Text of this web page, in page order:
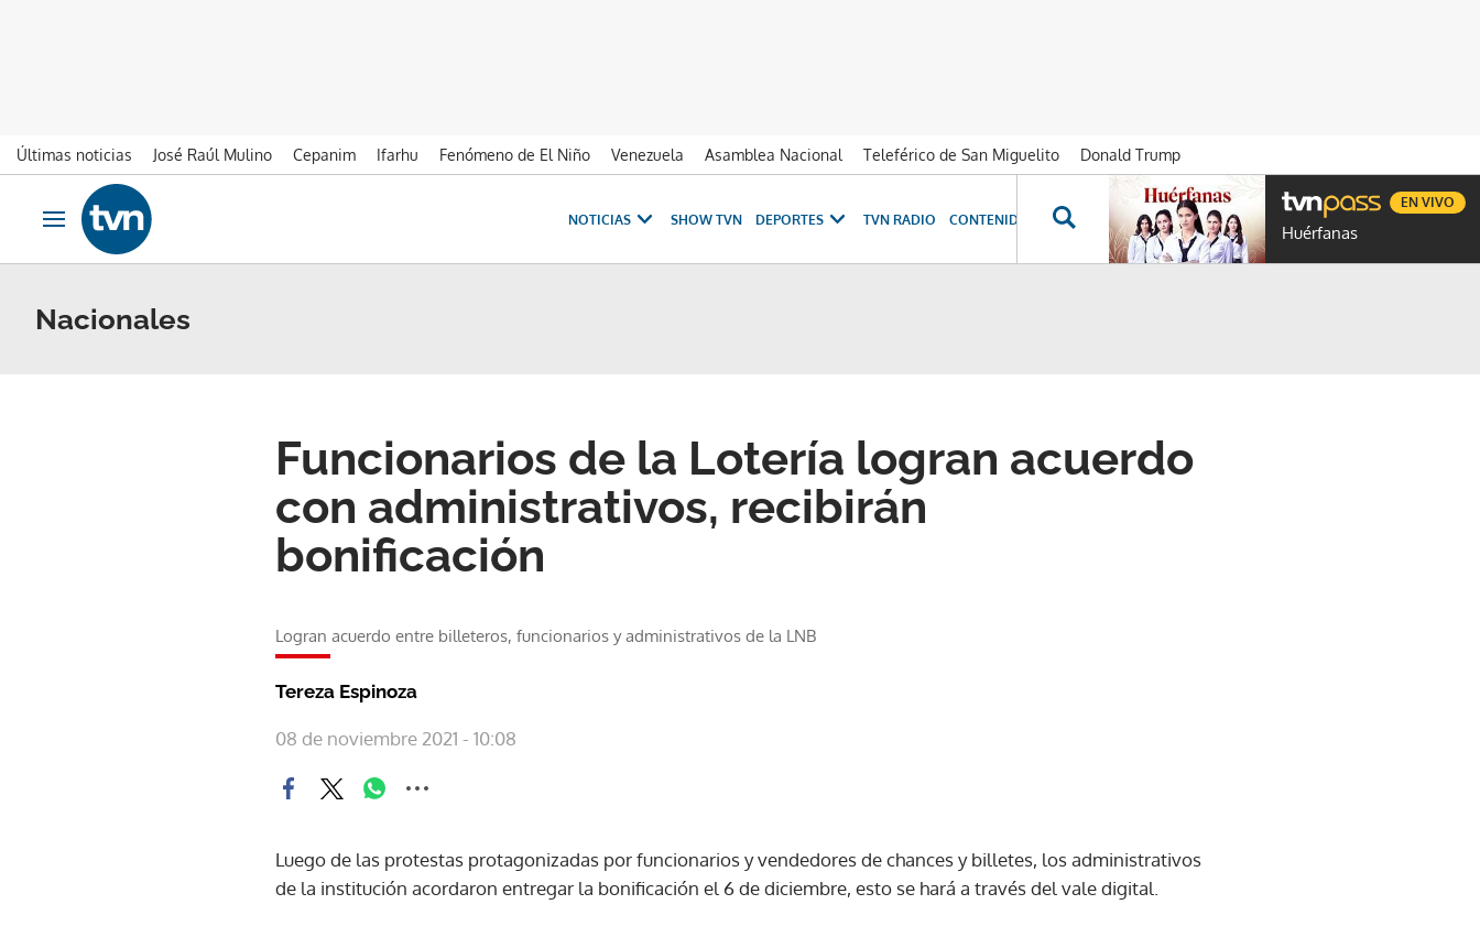
Últimas noticias José Raúl Mulino Cepanim Ifarhu Fenómeno de El Niño Venezuela Asamblea Nacional Teleférico de San Miguelito
Donald Trump
Ir al contenido
Obrir navegació
NOTICIAS SHOW TVN DEPORTES TVN RADIO CONTENIDOS ESPECIALES NOVELAS PROGRAMAS GENTE TVN
Huérfanas
EN VIVO
Nacionales
Funcionarios de la Lotería logran acuerdo
con administrativos, recibirán
bonificación
Logran acuerdo entre billeteros, funcionarios y administrativos de la LNB
Tereza Espinoza
08 de noviembre 2021 - 10:08
Luego de las protestas protagonizadas por funcionarios y vendedores de chances y billetes, los administrativos
de la institución acordaron entregar la bonificación el 6 de diciembre, esto se hará a través del vale digital.